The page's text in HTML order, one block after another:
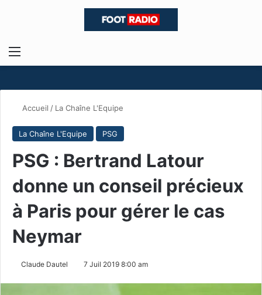
Menu
Accueil / La Chaîne L'Equipe
La Chaîne L'Equipe PSG
PSG : Bertrand Latour
donne un conseil précieux
à Paris pour gérer le cas
Neymar
Claude Dautel 7 Juil 2019 8:00 am